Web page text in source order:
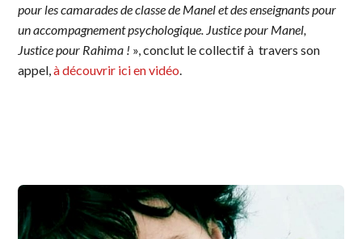
pour les camarades de classe de Manel et des enseignants pour
un accompagnement psychologique. Justice pour Manel,
Justice pour Rahima ! », conclut le collectif à travers son
appel,à découvrir ici en vidéo.